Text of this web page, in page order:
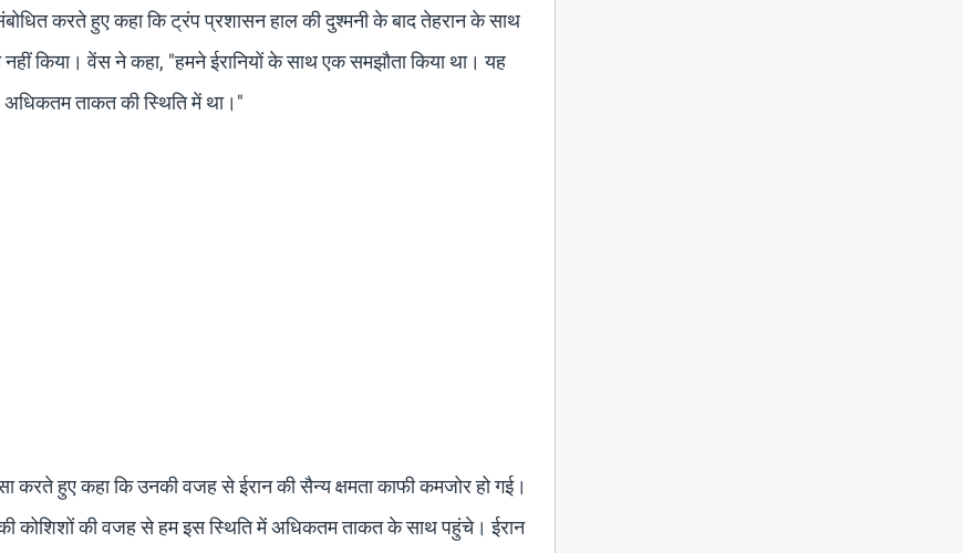
करते हुए कहा कि ट्रंप प्रशासन हाल की दुश्मनी के बाद तेहरान के साथ
किया। वेंस ने कहा, "हमने ईरानियों के साथ एक समझौता किया था। यह
ताकत की स्थिति में था।"
करते हुए कहा कि उनकी वजह से ईरान की सैन्य क्षमता काफी कमजोर हो गई।
की कोशिशों की वजह से हम इस स्थिति में अधिकतम ताकत के साथ पहुंचे। ईरान